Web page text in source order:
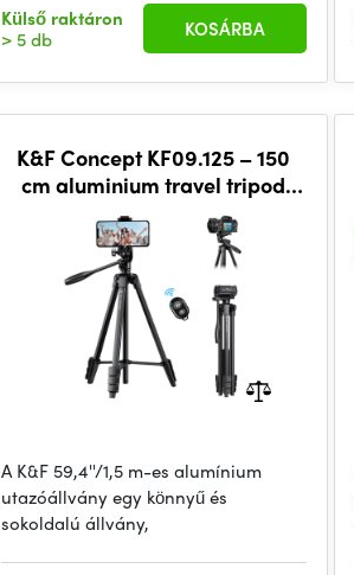
Külső raktáron
> 5 db
KOSÁRBA
K&F Concept KF09.125 – 150
cm aluminium travel tripod
with Bluetooth remote
A K&F 59,4''/1,5 m-es alumínium
utazóállvány egy könnyű és
sokoldalú állvány,